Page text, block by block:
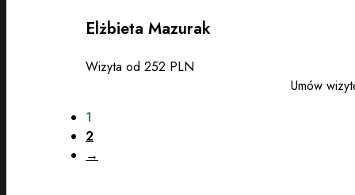
Elżbieta Mazurak
Wizyta od 252 PLN
Umów
1
2
→